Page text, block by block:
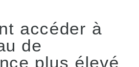
accéder à
de
plus élevé